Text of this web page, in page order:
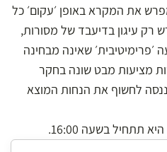
את המקרא באופן ׳עקום׳ כל
רק עיגון בדיעבד של מסורות,
׳פרימיטיבית׳ שאינה מבחינה
מציעות מבט שונה בחקר
לחשוף את הנחות המוצא
בשעה 16:00.